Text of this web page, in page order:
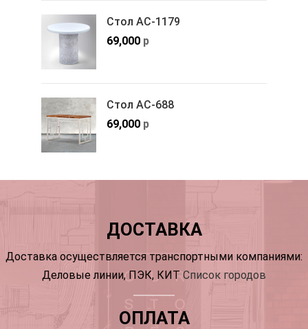
Стол АС-1179
69,000 р
Стол АС-688
69,000 р
ДОСТАВКА
Доставка осуществляется транспортными компаниями:
Деловые линии, ПЭК, КИТ Список городов
ОПЛАТА